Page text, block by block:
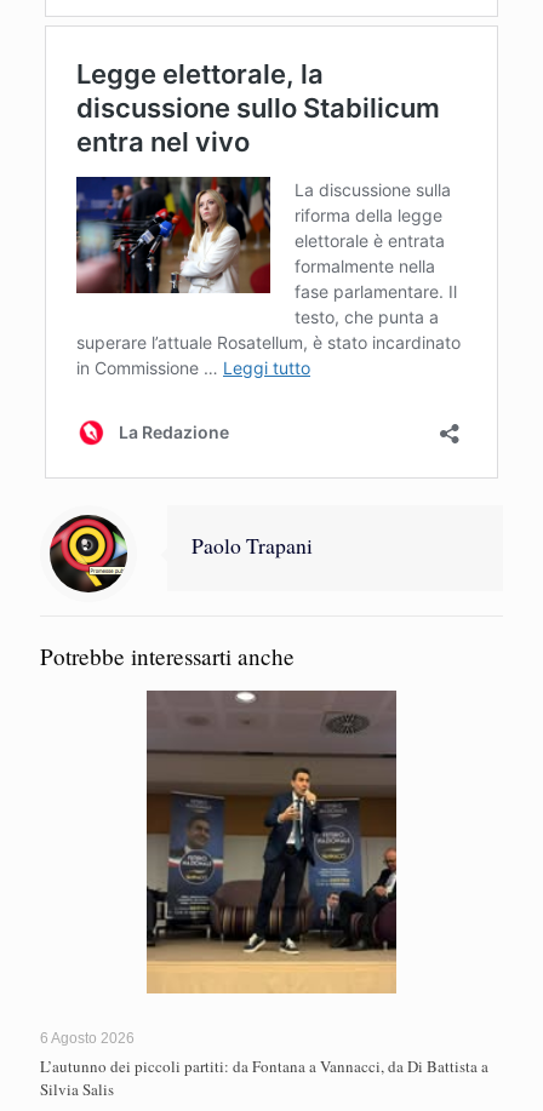
Paolo Trapani
Potrebbe interessarti anche
6 Agosto 2026
L’autunno dei piccoli partiti: da Fontana a Vannacci, da Di Battista a
Silvia Salis